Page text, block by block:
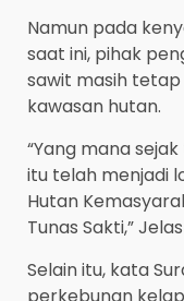
Namun pada
saat ini, pihak
sawit masih
kawasan hutan.
“Yang mana
itu telah menjadi
Hutan
Tunas Sakti,”
Selain itu, kata